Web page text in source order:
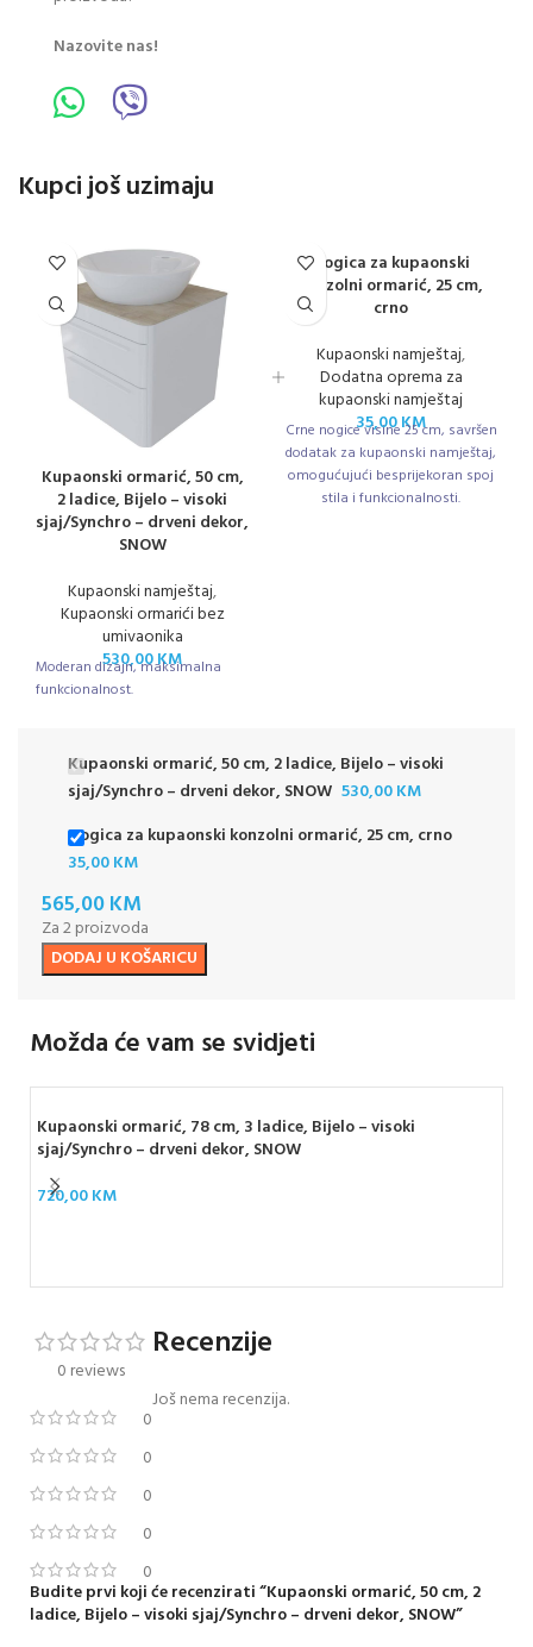
Nazovite nas!
Kupci još uzimaju
Kupaonski ormarić, 50 cm,
2 ladice, Bijelo – visoki
sjaj/Synchro – drveni dekor,
SNOW
Kupaonski namještaj,
Kupaonski ormarići bez
umivaonika
530,00KM
Moderan dizajn, maksimalna
funkcionalnost.
Nogica za kupaonski
konzolni ormarić, 25 cm,
crno
Kupaonski namještaj,
Dodatna oprema za
kupaonski namještaj
35,00KM
Crne nogice visine 25 cm, savršen
dodatak za kupaonski namještaj,
omogućujući besprijekoran spoj
stila i funkcionalnosti.
Kupaonski ormarić, 50 cm, 2 ladice, Bijelo – visoki
sjaj/Synchro – drveni dekor, SNOW 530,00KM
Nogica za kupaonski konzolni ormarić, 25 cm, crno
35,00KM
565,00KM
Za 2 proizvoda
DODAJ U KOŠARICU
Možda će vam se svidjeti
Kupaonski ormarić, 78 cm, 3 ladice, Bijelo – visoki
sjaj/Synchro – drveni dekor, SNOW
720,00KM
0 reviews
0
0
0
0
0
Recenzije
Još nema recenzija.
Budite prvi koji će recenzirati “Kupaonski ormarić, 50 cm, 2
ladice, Bijelo – visoki sjaj/Synchro – drveni dekor, SNOW”